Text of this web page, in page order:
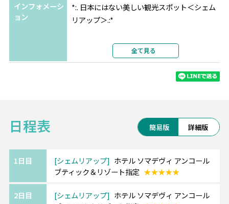
インフォメーシ
ョン
*:. 日本にはない美しい観光スポット＜シェム
リアップ＞.:*
大自然に囲まれた素晴らしい遺跡群がある街
有名なアンコールワットは1992年に世界遺産
また、プノンバケン寺院は夕日が綺麗に見え
るスポットとして人気です。
【ソマデヴィ アンコール/SOMADEVI
アンコールワットや空港なども車移動で最適
全て見る
日程表 簡易版 詳細版
1日目 シェムリアップ
ホテル ソマデヴィ アンコール
ブティック＆リゾート指定 ★★★★★
2日目 シェムリアップ
ホテル ソマデヴィ アンコール